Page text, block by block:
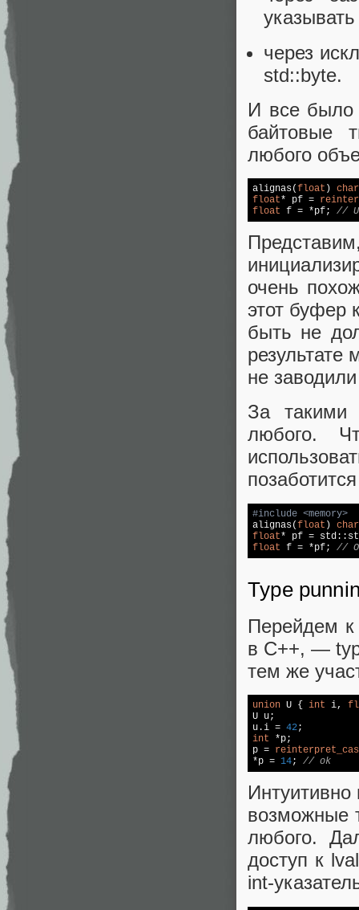
через
std::byte.
И все было
байтовые
любого
alignas(float ) char
float* pf =
float f = *pf; //
очень
этот буфер
быть не
результате
не
За такими
любого.
#include <memory>
alignas(float ) char
float* pf = std
float f = *pf; //
Type
Перейдем к
в C++, —
тем же
union U { int i,
U u;
u.i = 42
int *p;
p =
*p = 14; // ok
возможные
любого.
доступ к
int-